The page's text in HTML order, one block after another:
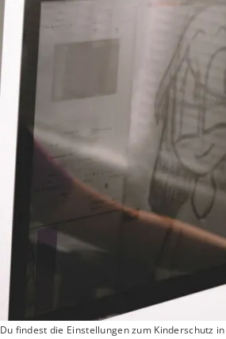
Du findest die Einstellungen zum Kinderschutz